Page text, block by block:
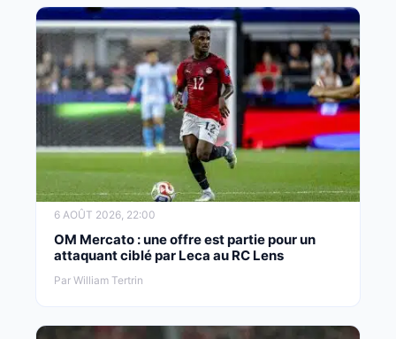
6 AOÛT 2026, 22:00
OM Mercato : une offre est partie pour un
attaquant ciblé par Leca au RC Lens
Par William Tertrin